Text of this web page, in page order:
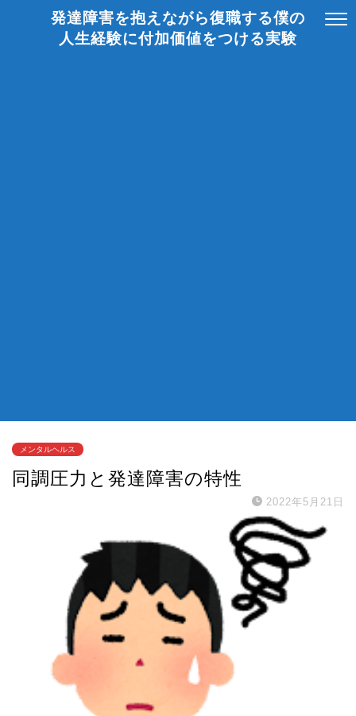
発達障害を抱えながら復職する僕の
人生経験に付加価値をつける実験
メンタルヘルス
同調圧力と発達障害の特性
2022年5月21日